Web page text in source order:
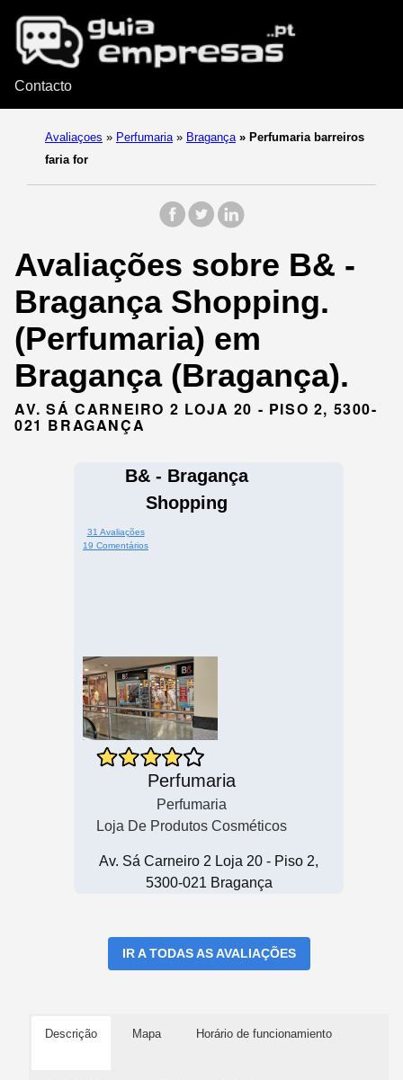
Contacto
Avaliaçoes » Perfumaria » Bragança » Perfumaria barreiros
faria for
Avaliações sobre B& -
Bragança Shopping.
(Perfumaria) em
Bragança (Bragança).
AV. SÁ CARNEIRO 2 LOJA 20 - PISO 2, 5300-
021 BRAGANÇA
B& - Bragança
Shopping
31 Avaliações
19 Comentários
Perfumaria
Perfumaria
Loja De Produtos Cosméticos
Av. Sá Carneiro 2 Loja 20 - Piso 2,
5300-021 Bragança
IR A TODAS AS AVALIAÇÕES
Descrição Mapa Horário de funcionamiento